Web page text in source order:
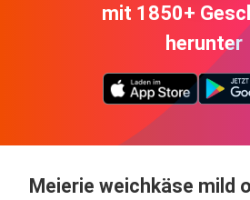
mit 1850+
herunter
Meierie weichkäse mild